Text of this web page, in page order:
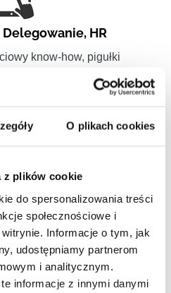
O plikach cookies
z plików cookie
do spersonalizowania treści
społecznościowe i
Informacje o tym, jak
udostępniamy partnerom
i analitycznym.
informacje z innymi danymi
Delegowanie, HR
know-how, pigułki